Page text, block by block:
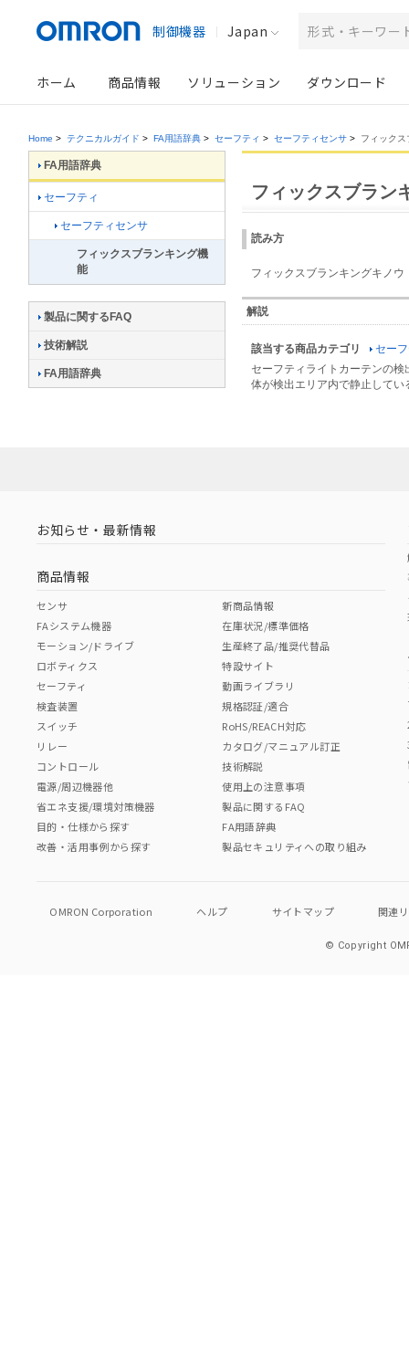
制御機器 Japan
ホーム 商品情報 ソリューション ダウンロード
Home > テクニカルガイド > FA用語辞典 > セーフティ > セーフティセンサ > フィック
フィックスブラン
読み方
フィックスブランキングキノウ
解説
該当する商品カテゴリ
セー
セーフティライトカーテンの
体が検出エリア内で静止して
FA用語辞典
セーフティ
セーフティセンサ
フィックスブランキング機
能
製品に関するFAQ
技術解説
FA用語辞典
お知らせ・最新情報
商品情報
センサ
FAシステム機器
モーション/ドライブ
ロボティクス
セーフティ
検査装置
スイッチ
リレー
コントロール
電源/周辺機器他
省エネ支援/環境対策機器
目的・仕様から探す
改善・活用事例から探す
新商品情報
在庫状況/標準価格
生産終了品/推奨代替品
特設サイト
動画ライブラリ
規格認証/適合
RoHS/REACH対応
カタログ/マニュアル訂正
技術解説
使用上の注意事項
製品に関するFAQ
FA用語辞典
製品セキュリティへの取り組み
OMRON Corporation ヘルプ サイトマップ 関連
© Copyright